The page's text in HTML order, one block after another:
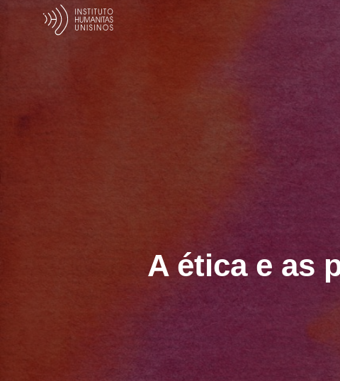
A ética e as